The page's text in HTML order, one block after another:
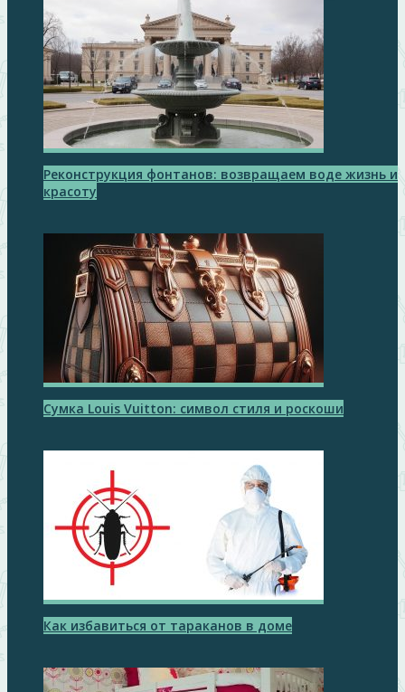
Реконструкция фонтанов: возвращаем воде жизнь и
красоту
Сумка Louis Vuitton: символ стиля и роскоши
Как избавиться от тараканов в доме